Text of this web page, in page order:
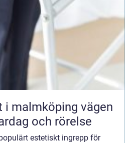
vägen
och rörelse
estetiskt ingrepp för